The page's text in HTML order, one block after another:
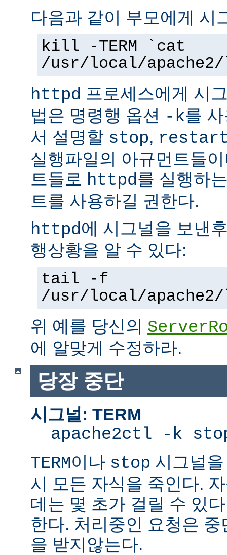
다음과 같이 부모에게 시
kill -TERM `cat
/usr/local/
httpd 프로세스에게 시
법은 명령행 옵션 -k를
서 설명할 stop,
실행파일의 아규먼트들
트들로 httpd를 실행하
트를 사용하길 권한다.
httpd에 시그널을 보낸
행상황을 알 수 있다:
tail -f
/usr/local/
위 예를 당신의
에 알맞게 수정하라.
당장 중단
시그널: TERM
apache2ctl -k
TERM이나 stop 시그널
시 모든 자식을 죽인다.
데는 몇 초가 걸릴 수 있
한다. 처리중인 요청은
을 받지않는다.